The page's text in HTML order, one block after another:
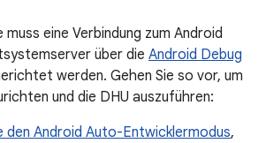
eine Verbindung zum Android
über die Android Debug
werden. Gehen Sie so vor, um
und die DHU auszuführen:
den Android Auto-Entwicklermodus,